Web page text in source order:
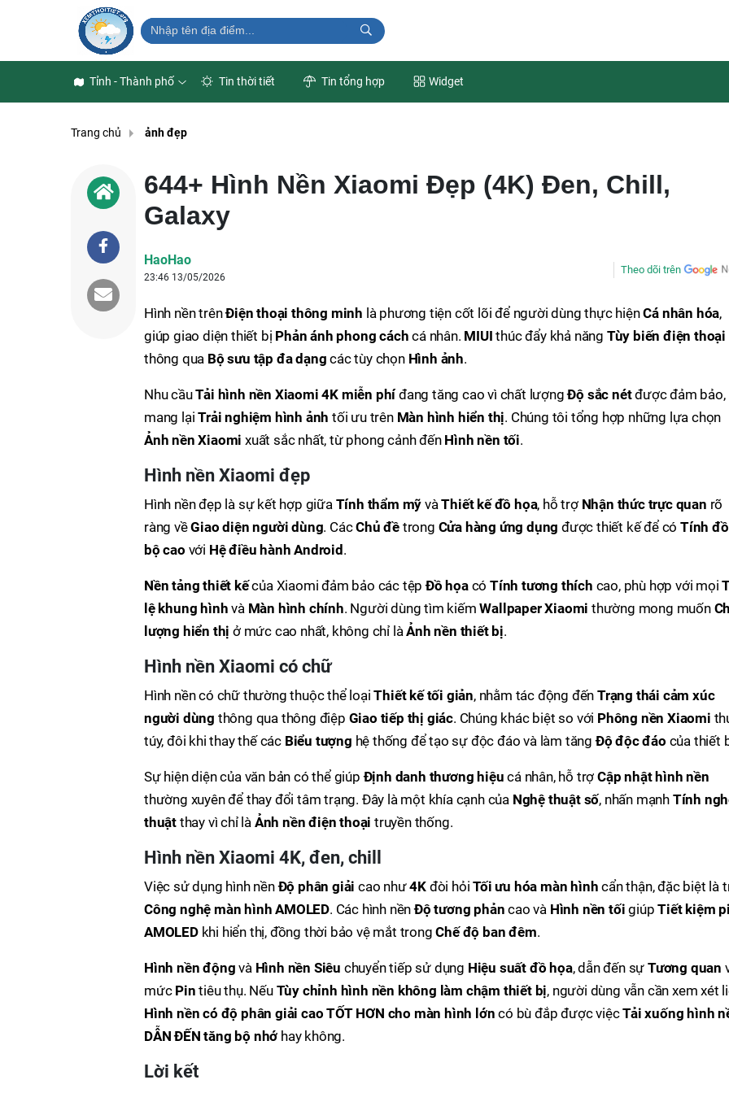
Tỉnh - Thành phố Tin thời tiết Tin tổng hợp Widget
Trang chủ ảnh đẹp
644+ Hình Nền Xiaomi Đẹp (4K) Đen, Chill,
Galaxy
HaoHao
23:46 13/05/2026
Theo dõi trên
Hình nền trênĐiện thoại thông minh là phương tiện cốt lõi để người dùng thực hiệnCá nhân hóa,
giúp giao diện thiết bị Phản ánh phong cách cá nhân. MIUI thúc đẩy khả năng Tùy biến điện thoại
thông qua Bộ sưu tập đa dạng các tùy chọn Hình ảnh.
Nhu cầuTải hình nền Xiaomi 4K miễn phíđang tăng cao vì chất lượngĐộ sắc nétđược đảm bảo,
mang lạiTrải nghiệm hình ảnh tối ưu trên Màn hình hiển thị. Chúng tôi tổng hợp những lựa chọn
Ảnh nền Xiaomi xuất sắc nhất, từ phong cảnh đến Hình nền tối.
Hình nền Xiaomi đẹp
Hình nền đẹp là sự kết hợp giữa Tính thẩm mỹ vàThiết kế đồ họa, hỗ trợ Nhận thức trực quan rõ
ràng vềGiao diện người dùng. CácChủ đề trong Cửa hàng ứng dụng được thiết kế để cóTính
bộ cao với Hệ điều hành Android .
Nền tảng thiết kếcủa Xiaomi đảm bảo các tệpĐồ họacóTính tương thích cao, phù hợp với mọi
lệ khung hình và Màn hình chính. Người dùng tìm kiếmWallpaper Xiaomi thường mong muốn
lượng hiển thị ở mức cao nhất, không chỉ làẢnh nền thiết bị.
Hình nền Xiaomi có chữ
Hình nền có chữ thường thuộc thể loạiThiết kế tối giản, nhằm tác động đếnTrạng thái cảm xúc
người dùng thông qua thông điệp Giao tiếp thị giác. Chúng khác biệt so với Phông nền Xiaomi
túy, đôi khi thay thế các Biểu tượng hệ thống để tạo sự độc đáo và làm tăngĐộ độc đáo của thiết
Sự hiện diện của văn bản có thể giúpĐịnh danh thương hiệu cá nhân, hỗ trợCập nhật hình nền
thường xuyên để thay đổi tâm trạng. Đây là một khía cạnh của Nghệ thuật số, nhấn mạnh Tính
thuật thay vì chỉ là Ảnh nền điện thoại truyền thống.
Hình nền Xiaomi 4K, đen, chill
Việc sử dụng hình nềnĐộ phân giải cao như4K đòi hỏiTối ưu hóa màn hình cẩn thận, đặc biệt là
Công nghệ màn hình AMOLED. Các hình nềnĐộ tương phản cao và Hình nền tối giúpTiết kiệm
AMOLEDkhi hiển thị, đồng thời bảo vệ mắt trongChế độ ban đêm.
Hình nền động và Hình nền Siêu chuyển tiếp sử dụng Hiệu suất đồ họa, dẫn đến sựTương quan
mức Pin tiêu thụ. Nếu Tùy chỉnh hình nền không làm chậm thiết bị, người dùng vẫn cần xem xét
Hình nền có độ phân giải cao TỐT HƠN cho màn hình lớn có bù đắp được việcTải xuống hình
DẪN ĐẾN tăng bộ nhớ hay không.
Lời kết